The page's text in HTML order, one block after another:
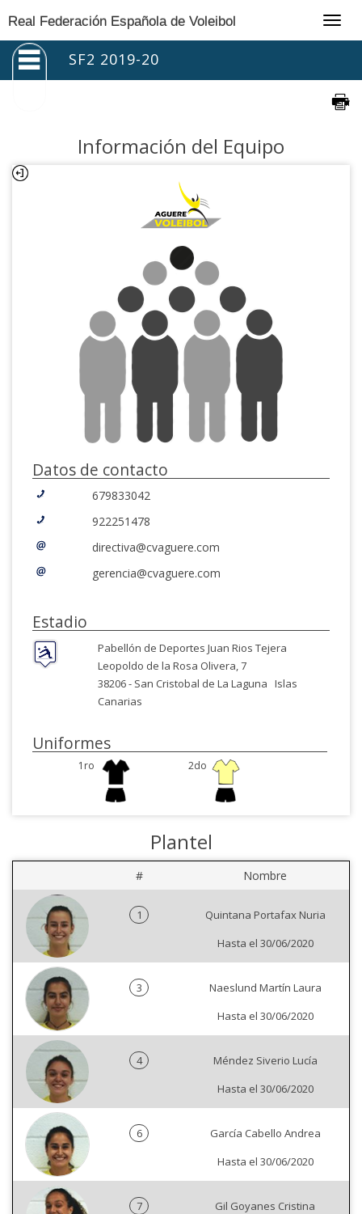
Real Federación Española de Voleibol
SF2 2019-20
Información del Equipo
Datos de contacto
679833042
922251478
directiva@cvaguere.com
gerencia@cvaguere.com
Estadio
Pabellón de Deportes Juan Rios Tejera
Leopoldo de la Rosa Olivera, 7
38206 - San Cristobal de La Laguna Islas
Canarias
Uniformes
1ro 2do
Plantel
# Nombre
1
Quintana Portafax Nuria
Hasta el 30/06/2020
3
Naeslund Martín Laura
Hasta el 30/06/2020
4
Méndez Siverio Lucía
Hasta el 30/06/2020
6
García Cabello Andrea
Hasta el 30/06/2020
7
Gil Goyanes Cristina